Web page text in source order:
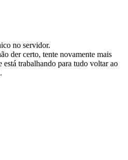
no servidor.
der certo, tente novamente mais
trabalhando para tudo voltar ao